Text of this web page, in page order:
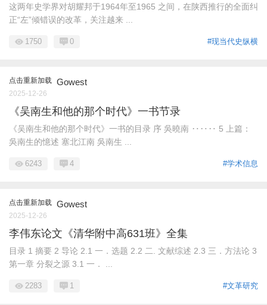
这两年史学界对胡耀邦于1964年至1965 之间，在陕西推行的全面纠
正“左”倾错误的改革，关注越来 ...
#现当代史纵横
1750 0
点击重新加载 Gowest
2025-12-26
《吴南生和他的那个时代》一书节录
《吴南生和他的那个时代》一书的目录 序 吳曉南 ‥‥‥ 5 上篇：
吳南生的憶述 塞北江南 吳南生 ...
#学术信息
6243 4
点击重新加载 Gowest
2025-12-26
李伟东论文《清华附中高631班》全集
目录 1 摘要 2 导论 2.1 一．选题 2.2 二. 文献综述 2.3 三．方法论 3
第一章 分裂之源 3.1 一． ...
#文革研究
2283 1